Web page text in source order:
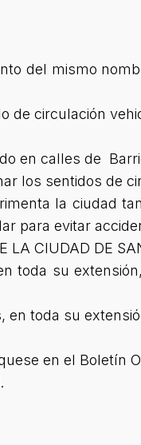
del mismo
de circulación
en calles de
los sentidos de
la ciudad
para evitar
LA CIUDAD DE
toda su
en toda su
en el Boletín